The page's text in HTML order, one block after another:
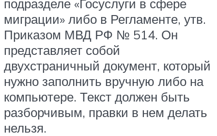
подразделе «Госуслуги в сфере
миграции» либо в Регламенте, утв.
Приказом МВД РФ № 514. Он
представляет собой
двухстраничный документ, который
нужно заполнить вручную либо на
компьютере. Текст должен быть
разборчивым, правки в нем делать
нельзя.